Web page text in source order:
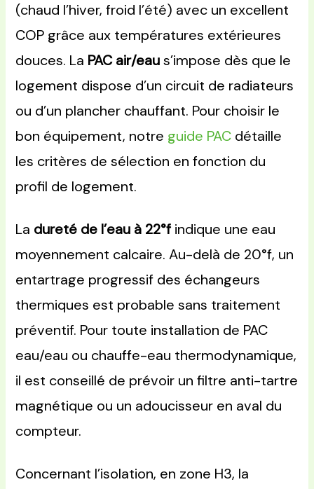
(chaud l’hiver, froid l’été) avec un excellent
COP grâce aux températures extérieures
douces. La PAC air/eaus’impose dès que le
logement dispose d’un circuit de radiateurs
ou d’un plancher chauffant. Pour choisir le
bon équipement, notre guide PAC détaille
les critères de sélection en fonction du
profil de logement.
La dureté de l’eau à 22°f indique une eau
moyennement calcaire. Au-delà de 20°f, un
entartrage progressif des échangeurs
thermiques est probable sans traitement
préventif. Pour toute installation de PAC
eau/eau ou chauffe-eau thermodynamique,
il est conseillé de prévoir un filtre anti-tartre
magnétique ou un adoucisseur en aval du
compteur.
Concernant l’isolation, en zone H3, la